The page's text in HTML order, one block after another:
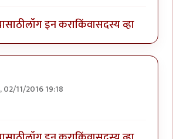
लॉग इन कराकिंवासदस्य व्हा
02/11/2016 19:18